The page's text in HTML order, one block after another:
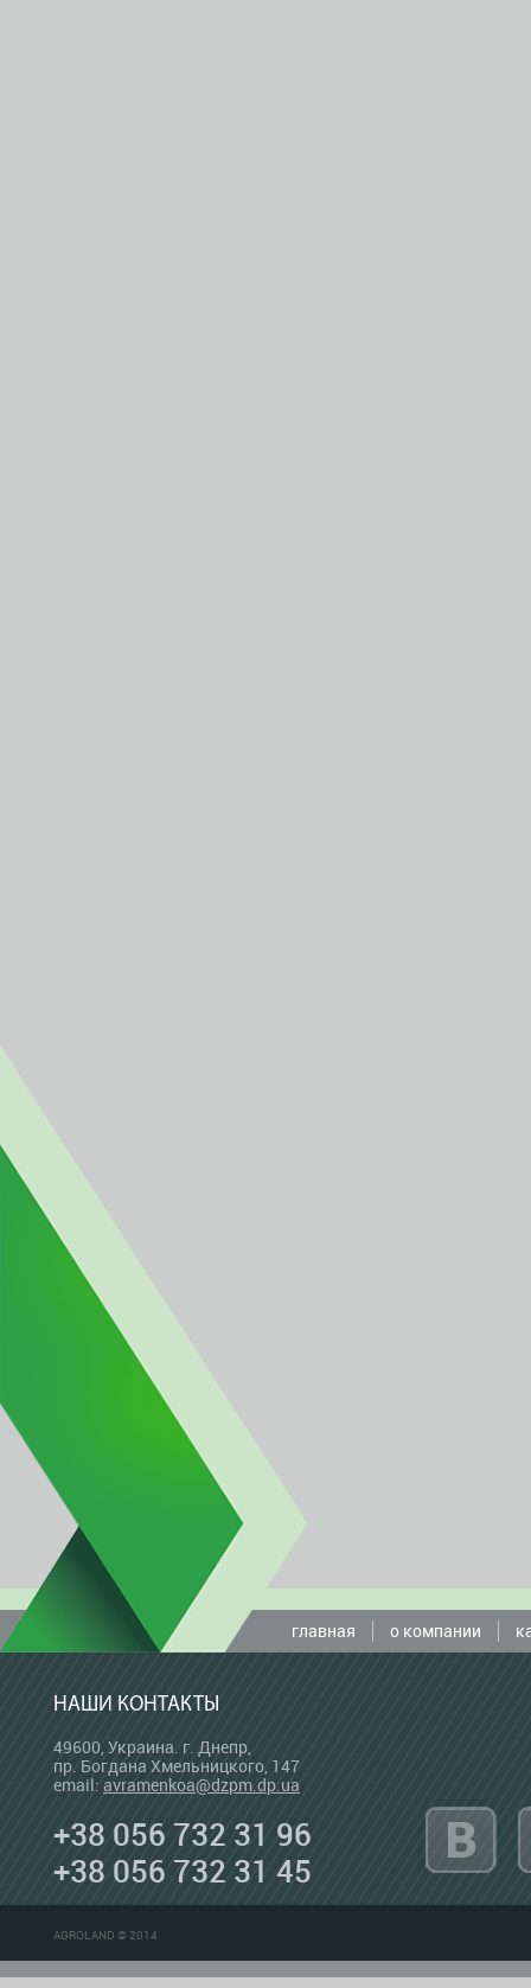
главная о компании
НАШИ КОНТАКТЫ
49600, Украина. г. Днепр,
пр. Богдана Хмельницкого, 147
email: avramenkoa@dzpm.dp.ua
+38 056 732 31 96
+38 056 732 31 45
AGROLAND © 2014